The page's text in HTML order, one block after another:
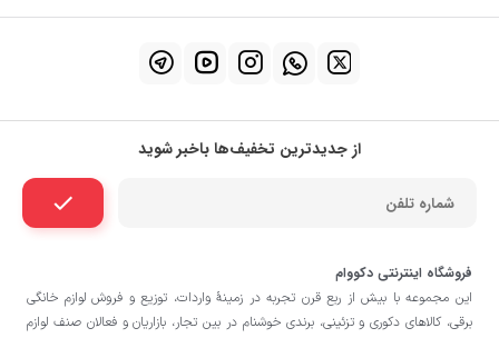
از جدیدترین تخفیف‌ها باخبر شوید
فروشگاه اینترنتی دکووام
این مجموعه با بيش از ربع قرن تجربه در زمينۀ واردات، توزيع و فروش لوازم خانگی
برقی، کالاهای دکوری و تزئینی، برندی خوشنام در بين تجار، بازاريان و فعالان صنف لوازم